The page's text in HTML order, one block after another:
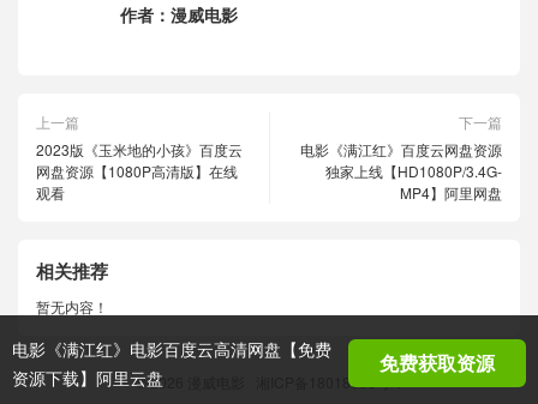
电影《满江红》电影百度云高清网盘【免费
资源下载】阿里云盘
免费获取资源
作者： 漫威电影
上一篇
2023版《玉米地的小孩》百度云
网盘资源【1080P高清版】在线
观看
下一篇
电影《满江红》百度云网盘资源
独家上线【HD1080P/3.4G-
MP4】阿里网盘
相关推荐
暂无内容！
© 2026 湘ICP备18018686号-1